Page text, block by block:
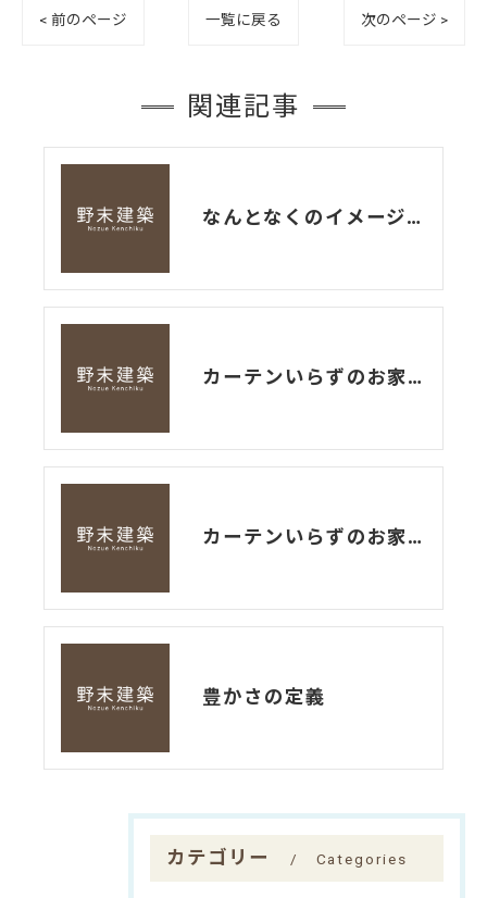
< 前のページ 一覧に戻る 次のページ >
関連記事
なんとなくのイメージだけで決めつけていませんか？
カーテンいらずのお家体験 〜続編〜
カーテンいらずのお家を体感してみませんか？
豊かさの定義
カテゴリー Categories